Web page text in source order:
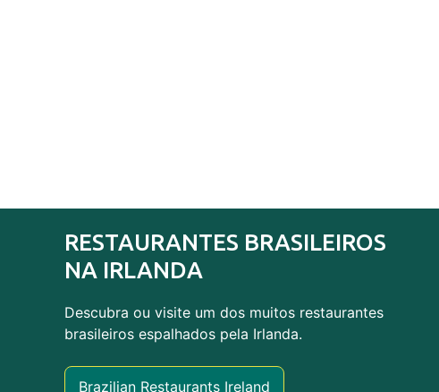
RESTAURANTES BRASILEIROS
NA IRLANDA
Descubra ou visite um dos muitos restaurantes
brasileiros espalhados pela Irlanda.
Brazilian Restaurants Ireland